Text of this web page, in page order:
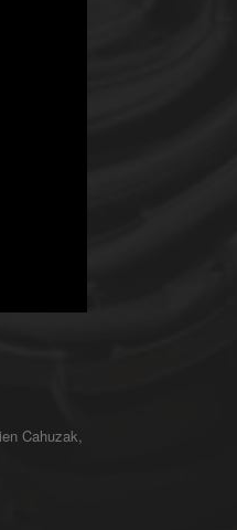
Cahuzak,